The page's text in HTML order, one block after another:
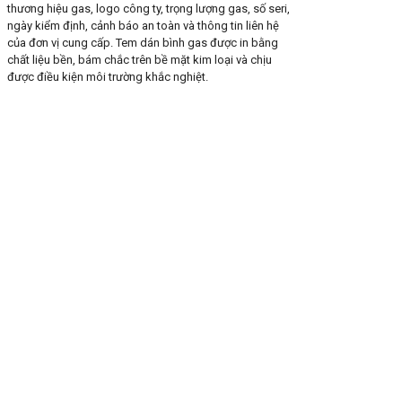
thương hiệu gas, logo công ty, trọng lượng gas, số seri,
ngày kiểm định, cảnh báo an toàn và thông tin liên hệ
của đơn vị cung cấp. Tem dán bình gas được in bằng
chất liệu bền, bám chắc trên bề mặt kim loại và chịu
được điều kiện môi trường khắc nghiệt.